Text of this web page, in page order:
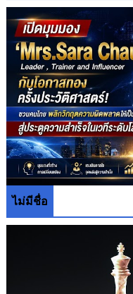
ไม่มีชื่อ